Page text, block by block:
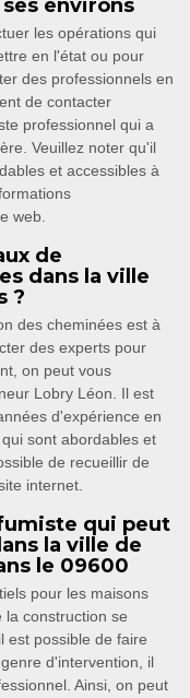
environs
les opérations qui
en l'état ou pour
des professionnels en
de contacter
professionnel qui a
Veuillez noter qu'il
et accessibles à
web.
de
dans la ville
?
des cheminées est à
des experts pour
on peut vous
Lobry Léon. Il est
d'expérience en
sont abordables et
de recueillir de
internet.
qui peut
la ville de
le 09600
pour les maisons
la construction se
est possible de faire
d'intervention, il
Ainsi, on peut